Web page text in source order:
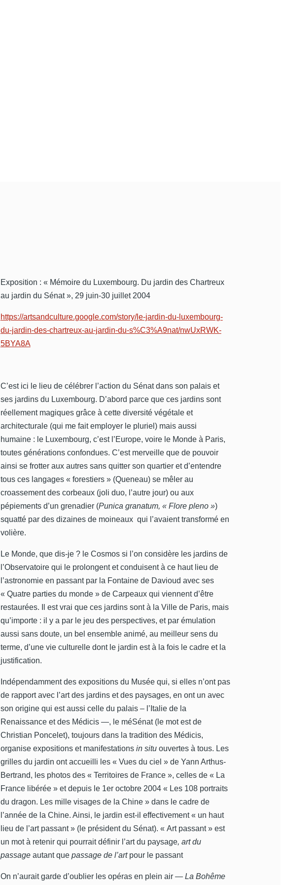
Exposition : « Mémoire du Luxembourg. Du jardin des Chartreux
au jardin du Sénat », 29 juin-30 juillet 2004
https://artsandculture.google.com/story/le-jardin-du-luxembourg-
du-jardin-des-chartreux-au-jardin-du-s%C3%A9nat/nwUxRWK-
5BYA8A
C’est ici le lieu de célébrer l’action du Sénat dans son palais et
ses jardins du Luxembourg. D’abord parce que ces jardins sont
réellement magiques grâce à cette diversité végétale et
architecturale (qui me fait employer le pluriel) mais aussi
humaine : le Luxembourg, c’est l’Europe, voire le Monde à Paris,
toutes générations confondues. C’est merveille que de pouvoir
ainsi se frotter aux autres sans quitter son quartier et d’entendre
tous ces langages « forestiers » (Queneau) se mêler au
croassement des corbeaux (joli duo, l’autre jour) ou aux
pépiements d’un grenadier (Punica granatum, « Flore pleno »)
squatté par des dizaines de moineaux qui l’avaient transformé en
volière.
Le Monde, que dis-je ? le Cosmos si l’on considère les jardins de
l’Observatoire qui le prolongent et conduisent à ce haut lieu de
l’astronomie en passant par la Fontaine de Davioud avec ses
« Quatre parties du monde » de Carpeaux qui viennent d’être
restaurées. Il est vrai que ces jardins sont à la Ville de Paris, mais
qu’importe : il y a par le jeu des perspectives, et par émulation
aussi sans doute, un bel ensemble animé, au meilleur sens du
terme, d’une vie culturelle dont le jardin est à la fois le cadre et la
justification.
Indépendamment des expositions du Musée qui, si elles n’ont pas
de rapport avec l’art des jardins et des paysages, en ont un avec
son origine qui est aussi celle du palais – l’Italie de la
Renaissance et des Médicis —, le méSénat (le mot est de
Christian Poncelet), toujours dans la tradition des Médicis,
organise expositions et manifestations in situouvertes à tous. Les
grilles du jardin ont accueilli les « Vues du ciel » de Yann Arthus-
Bertrand, les photos des « Territoires de France », celles de « La
France libérée » et depuis le 1er octobre 2004 « Les 108 portraits
du dragon. Les mille visages de la Chine » dans le cadre de
l’année de la Chine. Ainsi, le jardin est-il effectivement « un haut
lieu de l’art passant » (le président du Sénat). « Art passant » est
un mot à retenir qui pourrait définir l’art du paysage, art du
passageautant que passage de l’artpour le passant
On n’aurait garde d’oublier les opéras en plein air — La Bohême